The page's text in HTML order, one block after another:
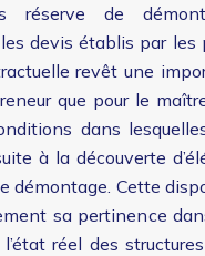
réserve de
devis établis par les
revêt une
que pour le
dans
à la découverte
démontage. Cette
sa pertinence
réel des